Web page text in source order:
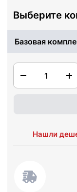
Выберите
Базовая
1
Нашли